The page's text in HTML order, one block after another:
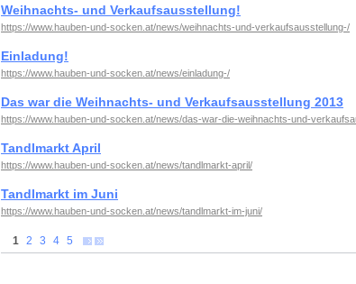
Weihnachts- und Verkaufsausstellung!
https://www.hauben-und-socken.at/news/weihnachts-und-verkaufsausstellung-/
Einladung!
https://www.hauben-und-socken.at/news/einladung-/
Das war die Weihnachts- und Verkaufsausstellung 2013
https://www.hauben-und-socken.at/news/das-war-die-weihnachts-und-
Tandlmarkt April
https://www.hauben-und-socken.at/news/tandlmarkt-april/
Tandlmarkt im Juni
https://www.hauben-und-socken.at/news/tandlmarkt-im-juni/
1 2 3 4 5